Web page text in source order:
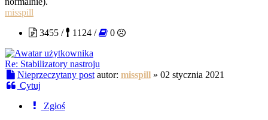
misspill
3455 /
1124 / 0
Re: Stabilizatory nastroju
Nieprzeczytany post autor: misspill» 02 stycznia 2021
Cytuj
Zgłoś